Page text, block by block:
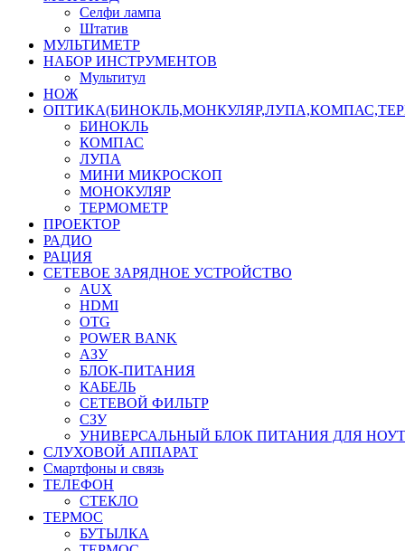
Селфи лампа
Штатив
МУЛЬТИМЕТР
НАБОР ИНСТРУМЕНТОВ
Мультитул
НОЖ
БИНОКЛЬ
КОМПАС
ЛУПА
МИНИ МИКРОСКОП
МОНОКУЛЯР
ТЕРМОМЕТР
ПРОЕКТОР
РАДИО
РАЦИЯ
СЕТЕВОЕ ЗАРЯДНОЕ УСТРОЙСТВО
AUX
HDMI
OTG
POWER BANK
АЗУ
БЛОК-ПИТАНИЯ
КАБЕЛЬ
СЕТЕВОЙ ФИЛЬТР
СЗУ
УНИВЕРСАЛЬНЫЙ БЛОК ПИТАНИЯ ДЛЯ
СЛУХОВОЙ АППАРАТ
Смартфоны и связь
ТЕЛЕФОН
СТЕКЛО
ТЕРМОС
БУТЫЛКА